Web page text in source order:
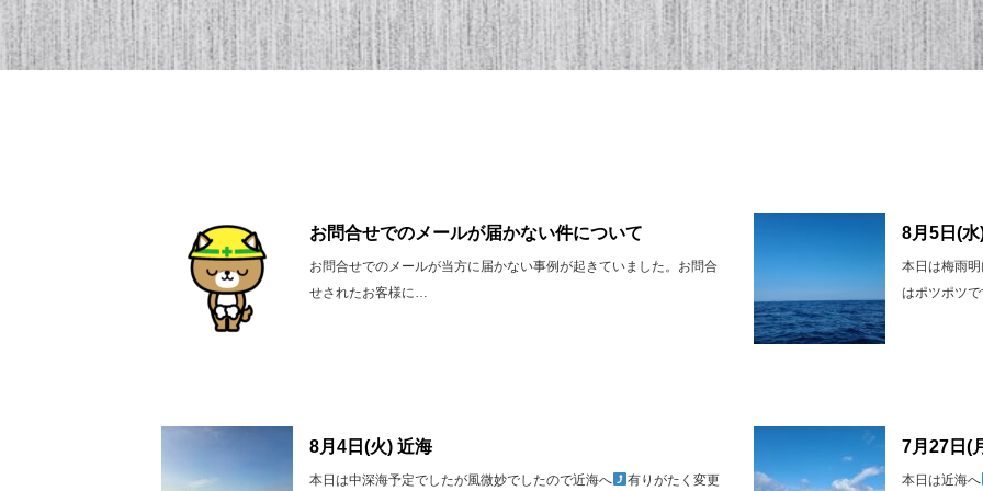
お問合せでのメールが届かない件について
お問合せでのメールが当方に届かない事例が起きていました。お問合
せされたお客様に…
8月5日(
本日は梅雨
はポツポツ
8月4日(火) 近海
本日は中深海予定でしたが風微妙でしたので近海へ 有りがたく変更
7月27日(
本日は近海へ